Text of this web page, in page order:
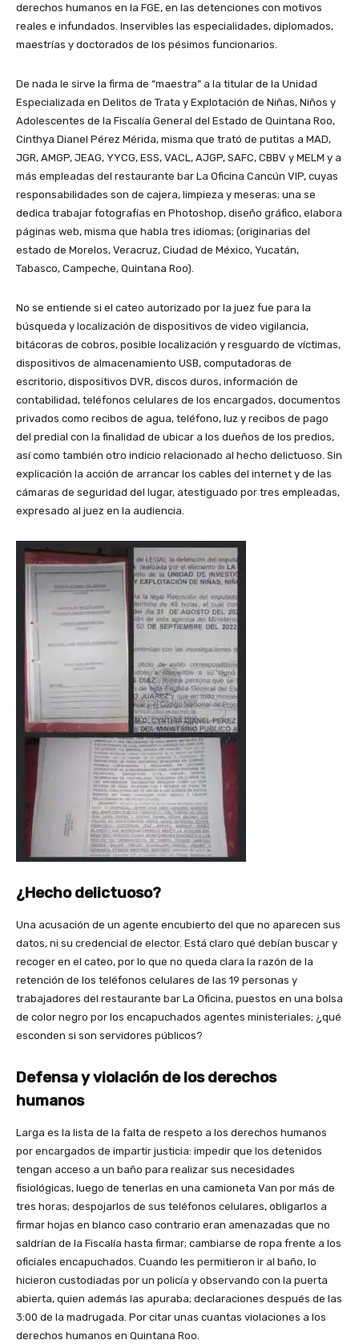
derechos humanos en la FGE, en las detenciones con motivos
reales e infundados. Inservibles las especialidades, diplomados,
maestrías y doctorados de los pésimos funcionarios.
De nada le sirve la firma de “maestra” a la titular de la Unidad
Especializada en Delitos de Trata y Explotación de Niñas, Niños y
Adolescentes de la Fiscalía General del Estado de Quintana Roo,
Cinthya Dianel Pérez Mérida, misma que trató de putitas a MAD,
JGR, AMGP, JEAG, YYCG, ESS, VACL, AJGP, SAFC, CBBV y MELM y a
más empleadas del restaurante bar La Oficina Cancún VIP, cuyas
responsabilidades son de cajera, limpieza y meseras; una se
dedica trabajar fotografías en Photoshop, diseño gráfico, elabora
páginas web, misma que habla tres idiomas; (originarias del
estado de Morelos, Veracruz, Ciudad de México, Yucatán,
Tabasco, Campeche, Quintana Roo).
No se entiende si el cateo autorizado por la juez fue para la
búsqueda y localización de dispositivos de video vigilancia,
bitácoras de cobros, posible localización y resguardo de víctimas,
dispositivos de almacenamiento USB, computadoras de
escritorio, dispositivos DVR, discos duros, información de
contabilidad, teléfonos celulares de los encargados, documentos
privados como recibos de agua, teléfono, luz y recibos de pago
del predial con la finalidad de ubicar a los dueños de los predios,
así como también otro indicio relacionado al hecho delictuoso. Sin
explicación la acción de arrancar los cables del internet y de las
cámaras de seguridad del lugar, atestiguado por tres empleadas,
expresado al juez en la audiencia.
¿Hecho delictuoso?
Una acusación de un agente encubierto del que no aparecen sus
datos, ni su credencial de elector. Está claro qué debían buscar y
recoger en el cateo, por lo que no queda clara la razón de la
retención de los teléfonos celulares de las 19 personas y
trabajadores del restaurante bar La Oficina, puestos en una bolsa
de color negro por los encapuchados agentes ministeriales; ¿qué
esconden si son servidores públicos?
Defensa y violación de los derechos
humanos
Larga es la lista de la falta de respeto a los derechos humanos
por encargados de impartir justicia: impedir que los detenidos
tengan acceso a un baño para realizar sus necesidades
fisiológicas, luego de tenerlas en una camioneta Van por más de
tres horas; despojarlos de sus teléfonos celulares, obligarlos a
firmar hojas en blanco caso contrario eran amenazadas que no
saldrían de la Fiscalía hasta firmar; cambiarse de ropa frente a los
oficiales encapuchados. Cuando les permitieron ir al baño, lo
hicieron custodiadas por un policía y observando con la puerta
abierta, quien además las apuraba; declaraciones después de las
3:00 de la madrugada. Por citar unas cuantas violaciones a los
derechos humanos en Quintana Roo.